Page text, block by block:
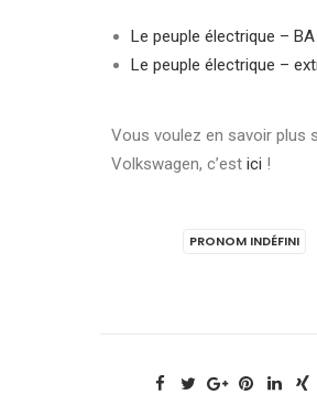
Le peuple électrique – BA
Le peuple électrique –
Vous voulez en savoir plus
Volkswagen, c’est ici !
PRONOM INDÉFINI